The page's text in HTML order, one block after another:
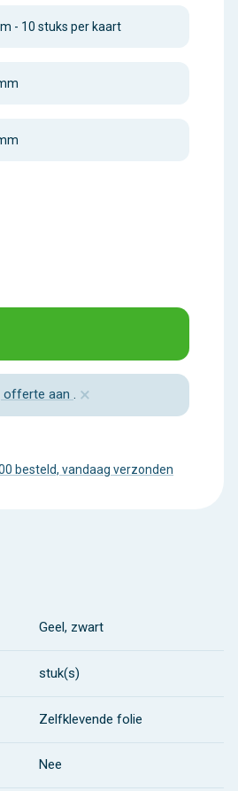
- 10 stuks per kaart
offerte aan . ×
besteld, vandaag verzonden
Geel, zwart
stuk(s)
Zelfklevende folie
Nee